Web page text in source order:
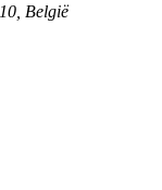
België